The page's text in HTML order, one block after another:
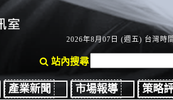
2026年8月07日 (週五) 台灣時
站內搜尋
產業新聞 市場報導
策略